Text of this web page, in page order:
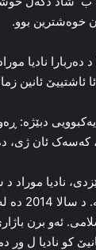
خوه‌شترین بوو.
یه‌کبوویی
که‌سه‌ک ئان ژی،
خوه‌
ئەو
کو نادیا ل ور